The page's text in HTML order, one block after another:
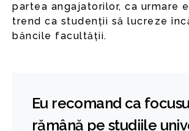
partea angajatorilor, ca urmare
trend ca studenții să lucreze
băncile facultății.
Eu recomand ca
rămână pe studiile